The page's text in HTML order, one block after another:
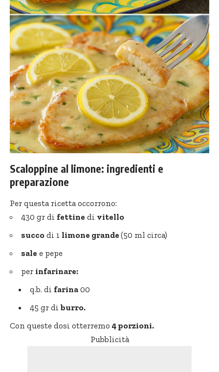
Scaloppine al limone: ingredienti e
preparazione
Per questa ricetta occorrono:
430 gr di fettine di vitello
succo di 1 limone grande (50 ml circa)
sale e pepe
per infarinare:
q.b. di farina 00
45 gr di burro.
Con queste dosi otterremo 4 porzioni.
Pubblicità